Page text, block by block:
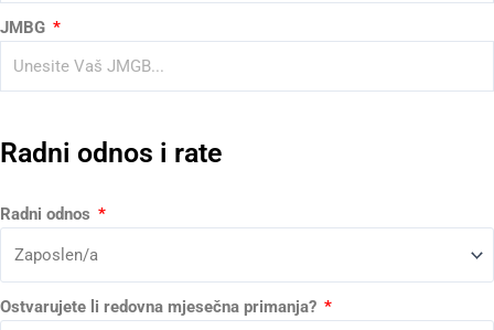
JMBG
Radni odnos i rate
Radni odnos
Ostvarujete li redovna mjesečna primanja?